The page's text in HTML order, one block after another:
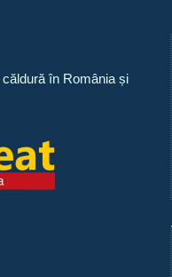
în România și